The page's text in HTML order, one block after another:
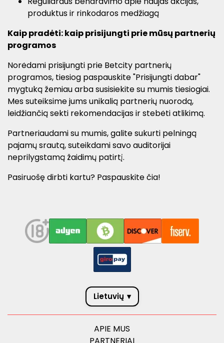
produktus ir rinkodaros medžiagą
Kaip pradėti: kaip prisijungti prie mūsų partnerių
programos
Norėdami prisijungti prie Betcity partnerių
programos, tiesiog paspauskite "Prisijungti dabar"
mygtuką žemiau arba susisiekite su mumis tiesiogiai.
Mes suteiksime jums unikalią partnerių nuorodą,
leidžiančią sekti rekomendacijas ir stebėti atlikimą.
Partneriaudami su mumis, galite sukurti pelningą
pajamų srautą, suteikdami savo auditorijai
neprilygstamą žaidimų patirtį.
Pasiruošę dirbti kartu? Paspauskite čia!
Lietuvių ▾
APIE MUS
PARTNERIAI